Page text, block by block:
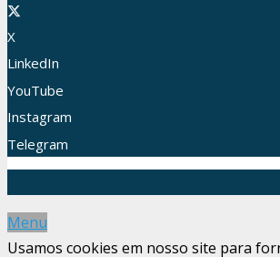
X
LinkedIn
YouTube
Instagram
Telegram
Menu
Usamos cookies em nosso site para